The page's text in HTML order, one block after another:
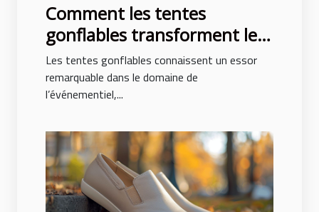
Comment les tentes
gonflables transforment les
événements en spectacles
Les tentes gonflables connaissent un essor
remarquable dans le domaine de
l’événementiel,...